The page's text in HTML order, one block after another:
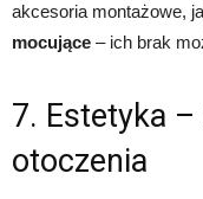
akcesoria montażowe,
mocujące – ich brak
7. Estetyka
otoczenia